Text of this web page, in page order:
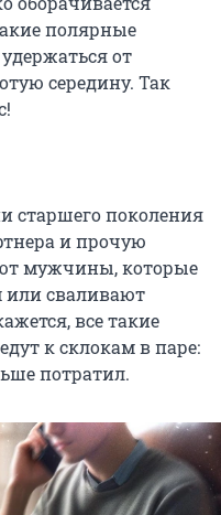
полярные
от
середину. Так
старшего поколения
и прочую
мужчины, которые
или сваливают
все такие
к склокам в паре:
потратил.